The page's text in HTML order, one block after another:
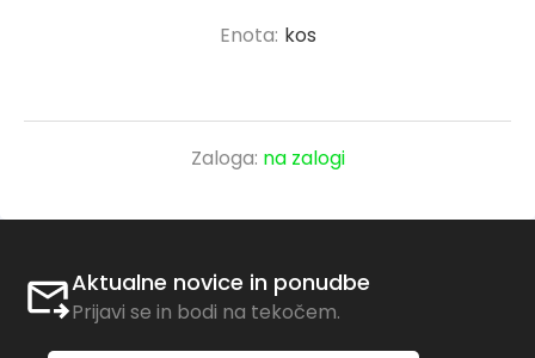
Enota: kos
Zaloga: na zalogi
Aktualne novice in ponudbe
Prijavi se in bodi na tekočem.